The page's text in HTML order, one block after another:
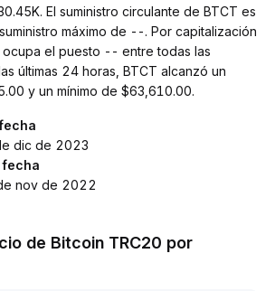
El suministro circulante de BTCT es
máximo de --. Por capitalización
el puesto -- entre todas las
últimas 24 horas, BTCT alcanzó un
y un mínimo de $63,610.00.
dic de 2023
fecha
nov de 2022
de Bitcoin TRC20 por